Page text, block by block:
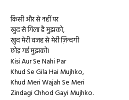
किसी और से नहीं पर
खुद से गिला है मुझको,
खुद मेरी वजह से मेरी ज़िन्दगी
छोड़ गई मुझको।
Kisi Aur Se Nahi Par
Khud Se Gila Hai Mujhko,
Khud Meri Wajah Se Meri
Zindagi Chhod Gayi Mujhko.